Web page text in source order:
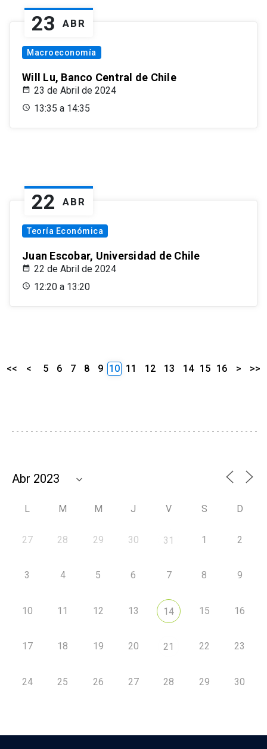
23 ABR
Macroeconomía
Will Lu, Banco Central de Chile
23 de Abril de 2024
13:35 a 14:35
22 ABR
Teoría Económica
Juan Escobar, Universidad de Chile
22 de Abril de 2024
12:20 a 13:20
<< < 5 6 7 8 9 10 11 12 13 14 15 16 > >>
L M M J V S D
27 28 29 30 31 1 2
3 4 5 6 7 8 9
10 11 12 13 14 15 16
17 18 19 20 21 22 23
24 25 26 27 28 29 30